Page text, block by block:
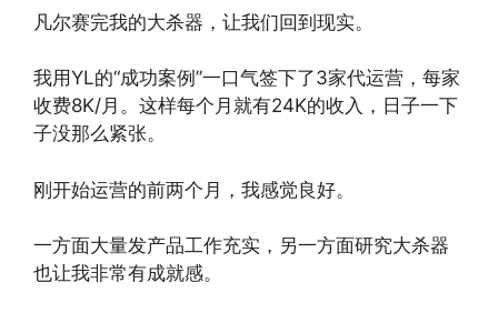
凡尔赛完我的大杀器，让我们回到现实。
我用YL的“成功案例”一口气签下了3家代运营，每家
收费8K/月。这样每个月就有24K的收入，日子一下
子没那么紧张。
刚开始运营的前两个月，我感觉良好。
一方面大量发产品工作充实，另一方面研究大杀器
也让我非常有成就感。